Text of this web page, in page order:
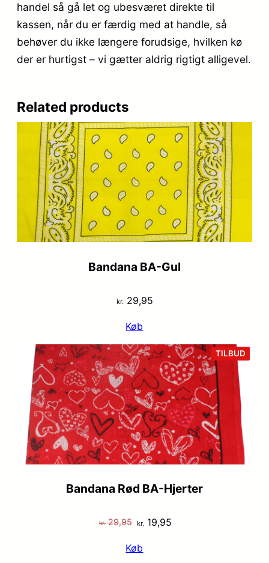
handel så gå let og ubesværet direkte til
kassen, når du er færdig med at handle, så
behøver du ikke længere forudsige, hvilken kø
der er hurtigst – vi gætter aldrig rigtigt alligevel.
Related products
Bandana BA-Gul
kr. 29,95
Køb
TILBUD
PÅ
Bandana Rød BA-Hjerter
kr.29,95 Den
pris
kr. 19,95
Køb